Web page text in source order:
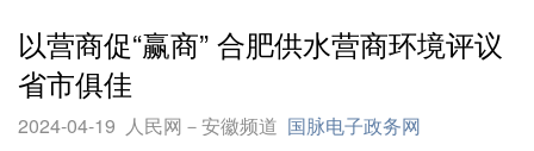
以营商促“赢商” 合肥供水营商环境评议
省市俱佳
2024-04-19 人民网－安徽频道 国脉电子政务网